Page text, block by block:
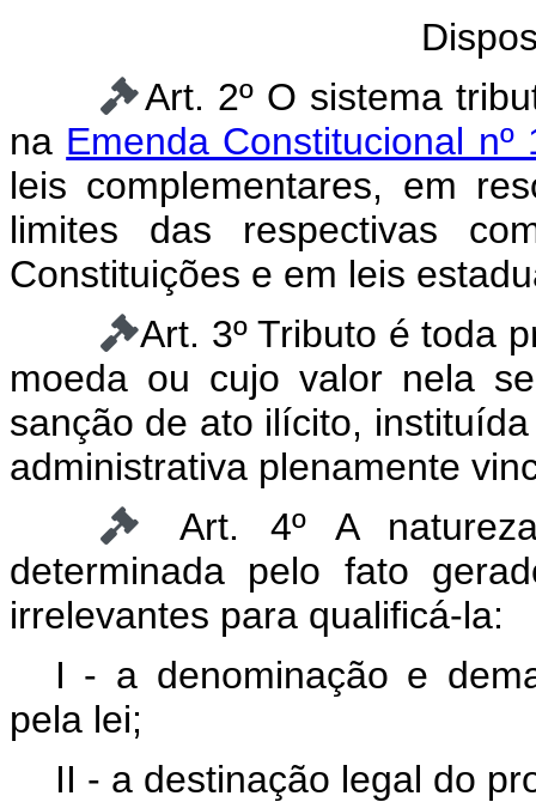
Art. 2º O sistema
na Emenda Constitucional
leis complementares, em
limites das respectivas
Constituições e em leis
Art. 3º Tributo é toda
moeda ou cujo valor nela
sanção de ato ilícito,
administrativa plenamente
Art. 4º A
determinada pelo fato
irrelevantes para qualificá-la:
I - a denominação e
pela lei;
II - a destinação legal do